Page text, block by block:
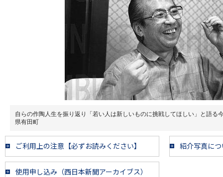
自らの作陶人生を振り返り「若い人は新しいものに挑戦してほしい」と語る
県有田町
ご利用上の注意【必ずお読みください】 紹介写真に
使用申し込み（西日本新聞アーカイブス）